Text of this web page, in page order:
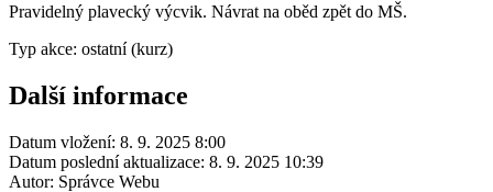
Pravidelný plavecký výcvik. Návrat na oběd zpět do MŠ.
Typ akce: ostatní (kurz)
Další informace
Datum vložení: 8. 9. 2025 8:00
Datum poslední aktualizace: 8. 9. 2025 10:39
Autor: Správce Webu